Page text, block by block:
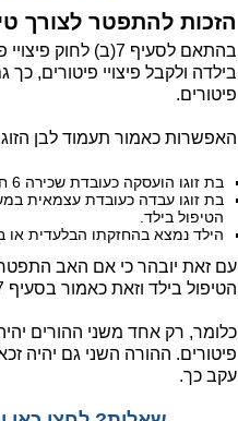
הזכות להתפטר לצורך
בילדה ולקבל פיצויי פיטורים,
פיטורים.
האפשרות כאמור תעמוד לבן
בת זוגו הועסקה כעובדת שכירה 6 חודשים רצופים לפני יום התפטרותו.
הטיפול בילד.
הילד נמצא בהחזקתו הבלעדית או
עם זאת יובהר כי אם האב
הטיפול בילד וזאת כאמור בסעיף 7(ג) לחוק פיצויי פיטורים.
כלומר, רק אחד משני ההורים
פיטורים. ההורה השני גם יהיה
עקב כך.